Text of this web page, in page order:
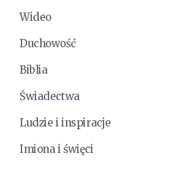
Wideo
Duchowość
Biblia
Świadectwa
Ludzie i inspiracje
Imiona i święci